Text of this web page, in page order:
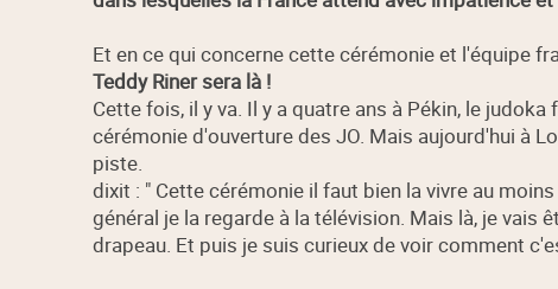
Et en ce qui concerne cette cérémonie et l'équipe
Teddy Riner sera là !
Cette fois, il y va. Il y a quatre ans à Pékin, le
cérémonie d'ouverture des JO. Mais aujourd'hui à
piste.
dixit : " Cette cérémonie il faut bien la vivre au
général je la regarde à la télévision. Mais là, je vais
drapeau. Et puis je suis curieux de voir comment